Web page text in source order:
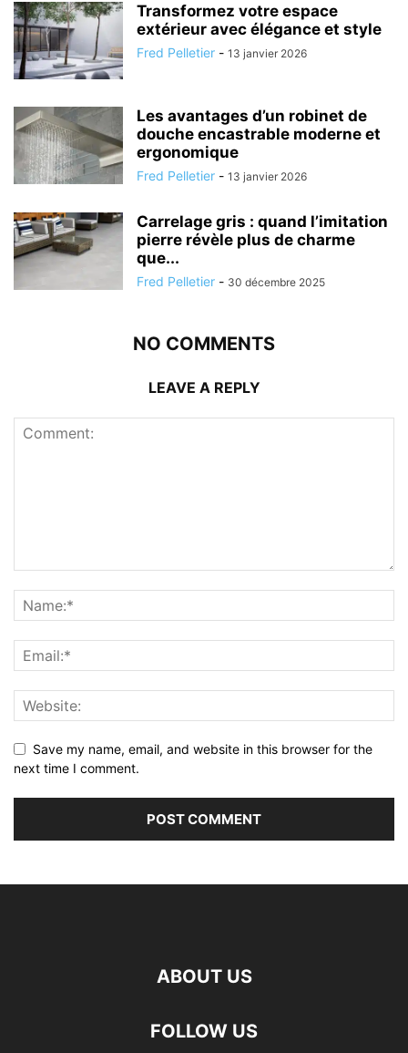
Transformez votre espace
extérieur avec élégance et style
Fred Pelletier - 13 janvier 2026
Les avantages d’un robinet de
douche encastrable moderne et
ergonomique
Fred Pelletier - 13 janvier 2026
Carrelage gris : quand l’imitation
pierre révèle plus de charme
que...
Fred Pelletier - 30 décembre 2025
NO COMMENTS
LEAVE A REPLY
Save my name, email, and website in this browser for the
next time I comment.
ABOUT US
FOLLOW US